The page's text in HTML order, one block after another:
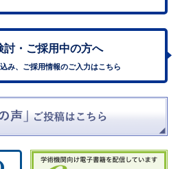
・ ご採用中の方へ
み、ご採用情報のご入力はこちら